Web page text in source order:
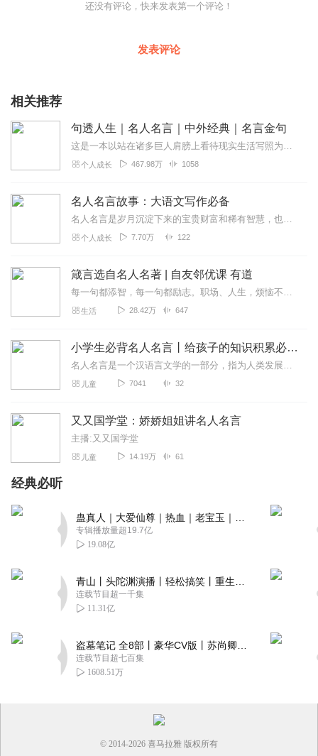
还没有评论，快来发表第一个评论！
发表评论
相关推荐
句透人生｜名人名言｜中外经典｜名言金句
这是一本以站在诸多巨人肩膀上看待现实生活写照为题材的书。那些被时代所认可，且用毕生经历写下充满人生智慧的句子，希望能够为还在为生活所困和正在受挫折的人提供源源不...
个人成长 467.98万 1058
名人名言故事：大语文写作必备
名人名言是岁月沉淀下来的宝贵财富和稀有智慧，也是名人成功经验的提炼和人生感悟的浓缩，字字珠玑，句句精华。一席良言，足以让听众精神振奋。本专辑收录的名言...
个人成长 7.70万 122
箴言选自名人名著 | 自友邻优课 有道
每一句都添智，每一句都励志。职场、人生，烦恼不惧，每一句都给你无限的勇气和力量。本专辑内容选自友邻优课单向历和有道词典一句跟读，很阳光励志的内容，希望大家喜欢。...
生活 28.42万 647
小学生必背名人名言丨给孩子的知识积累必修课
名人名言是一个汉语言文学的一部分，指为人类发展做出贡献的，富有知识的名人所说的能够让人懂得道理的一句较为出名的话，广义上而言就是向人们揭示一定的道理的金句。本专...
儿童 7041 32
又又国学堂：娇娇姐姐讲名人名言
主播:又又国学堂
儿童 14.19万 61
经典必听
专辑播放量超19.7亿
19.08亿
连载节目超一千集
11.31亿
连载节目超七百集
1608.51万
© 2014-2026 喜马拉雅 版权所有